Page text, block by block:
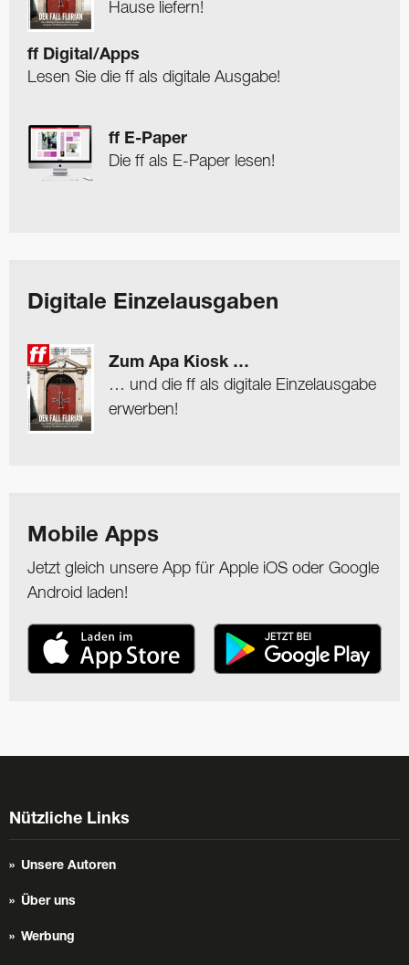
Hause liefern!
ff Digital/Apps
Lesen Sie die ff als digitale Ausgabe!
ff E-Paper
Die ff als E-Paper lesen!
Digitale Einzelausgaben
Zum Apa Kiosk …
… und die ff als digitale Einzelausgabe
erwerben!
Mobile Apps
Jetzt gleich unsere App für Apple iOS oder Google
Android laden!
Nützliche Links
Unsere Autoren
Über uns
Werbung